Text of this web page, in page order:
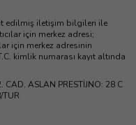
edilmiş iletişim bilgileri ile
için merkez adresi;
için merkez adresinin
kimlik numarası kayıt altında
CAD. ASLAN PRESTİJNO: 28 C
TUR